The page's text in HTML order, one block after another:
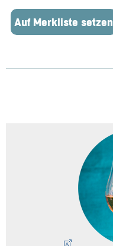
Auf Merkliste setzen